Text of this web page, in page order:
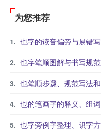
为您推荐
也字的读音偏旁与易错
也字笔顺图解与书写规范
也笔顺步骤、规范写法
也的笔画字的释义、组
也字旁例字整理、识字